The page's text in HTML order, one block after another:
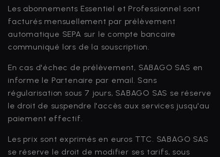
Les abonnements Essentiel et Professionnel sont
facturés mensuellement par prélèvement
automatique SEPA sur le compte bancaire
communiqué lors de la souscription.
En cas d'échec de prélèvement, SABAGO SAS en
informe le Partenaire par email. Sans
régularisation sous 7 jours, SABAGO SAS se réserve
le droit de suspendre l'accès aux services jusqu'au
paiement effectif.
Les prix sont exprimés en euros TTC. SABAGO SAS
se réserve le droit de modifier ses tarifs, sous